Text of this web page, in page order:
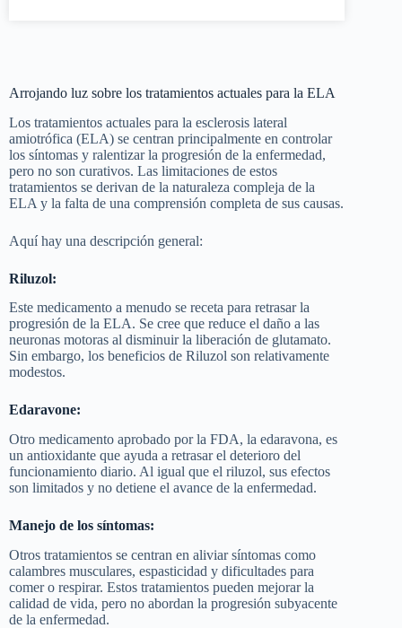
Arrojando luz sobre los tratamientos actuales para la ELA
Los tratamientos actuales para la esclerosis lateral
amiotrófica (ELA) se centran principalmente en controlar
los síntomas y ralentizar la progresión de la enfermedad,
pero no son curativos. Las limitaciones de estos
tratamientos se derivan de la naturaleza compleja de la
ELA y la falta de una comprensión completa de sus causas.
Aquí hay una descripción general:
Riluzol:
Este medicamento a menudo se receta para retrasar la
progresión de la ELA. Se cree que reduce el daño a las
neuronas motoras al disminuir la liberación de glutamato.
Sin embargo, los beneficios de Riluzol son relativamente
modestos.
Edaravone:
Otro medicamento aprobado por la FDA, la edaravona, es
un antioxidante que ayuda a retrasar el deterioro del
funcionamiento diario. Al igual que el riluzol, sus efectos
son limitados y no detiene el avance de la enfermedad.
Manejo de los síntomas:
Otros tratamientos se centran en aliviar síntomas como
calambres musculares, espasticidad y dificultades para
comer o respirar. Estos tratamientos pueden mejorar la
calidad de vida, pero no abordan la progresión subyacente
de la enfermedad.